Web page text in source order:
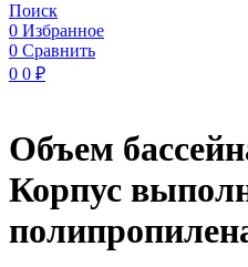
Поиск
0 Избранное
0 Сравнить
0 0 ₽
Объем
Корпус